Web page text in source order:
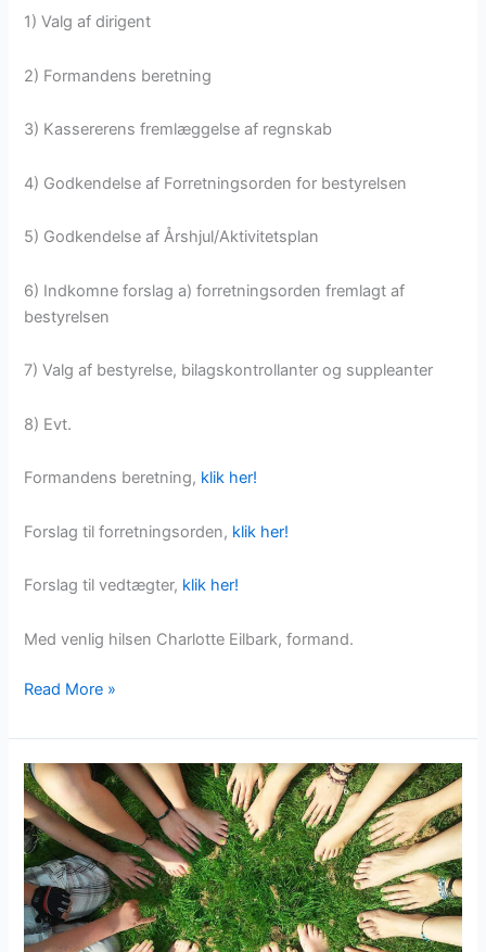
1) Valg af dirigent
2) Formandens beretning
3) Kassererens fremlæggelse af regnskab
4) Godkendelse af Forretningsorden for bestyrelsen
5) Godkendelse af Årshjul/Aktivitetsplan
6) Indkomne forslag a) forretningsorden fremlagt af
bestyrelsen
7) Valg af bestyrelse, bilagskontrollanter og suppleanter
8) Evt.
Formandens beretning, klik her!
Forslag til forretningsorden, klik her!
Forslag til vedtægter, klik her!
Med venlig hilsen Charlotte Eilbark, formand.
Borgerforeningen
til
generalforsamling
22.
april
Read More »